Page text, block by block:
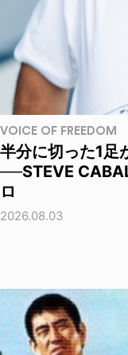
VOICE OF FREEDOM
半分に切った1足
──STEVE
ロ
2026.08.03